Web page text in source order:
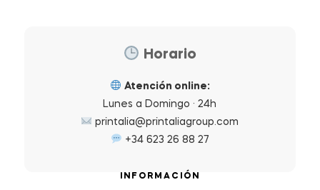
Horario
Atención online:
Lunes a Domingo · 24h
printalia@printaliagroup.com
+34 623 26 88 27
INFORMACIÓN